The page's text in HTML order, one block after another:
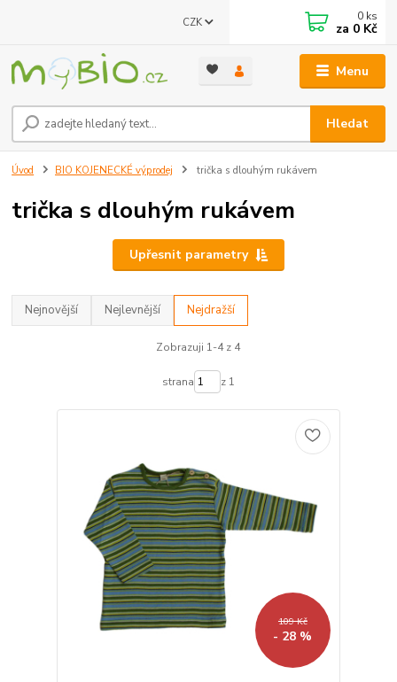
Menu
CZK
Hledat
0 ks
za 0 Kč
Úvod BIO KOJENECKÉ výprodej trička s dlouhým rukávem
trička s dlouhým rukávem
Upřesnit parametry
Nejnovější Nejlevnější Nejdražší
Zobrazuji 1-4 z 4
strana z 1
109 Kč
- 28 %